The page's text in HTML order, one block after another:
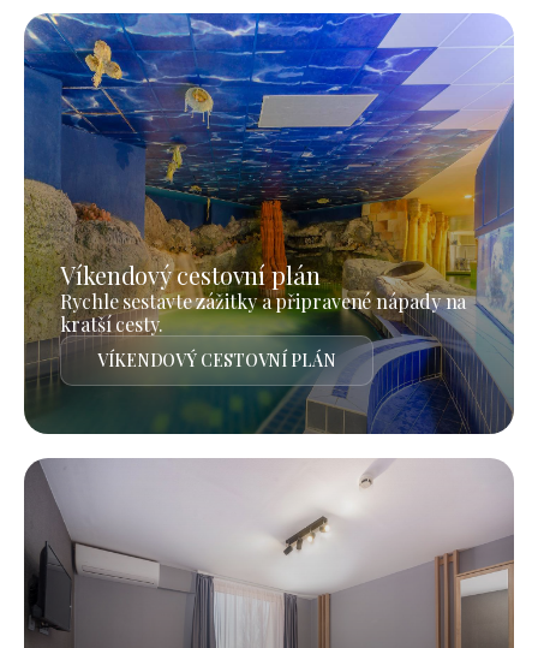
Víkendový cestovní plán
Rychle sestavte zážitky a připravené nápady na
kratší cesty.
VÍKENDOVÝ CESTOVNÍ PLÁN